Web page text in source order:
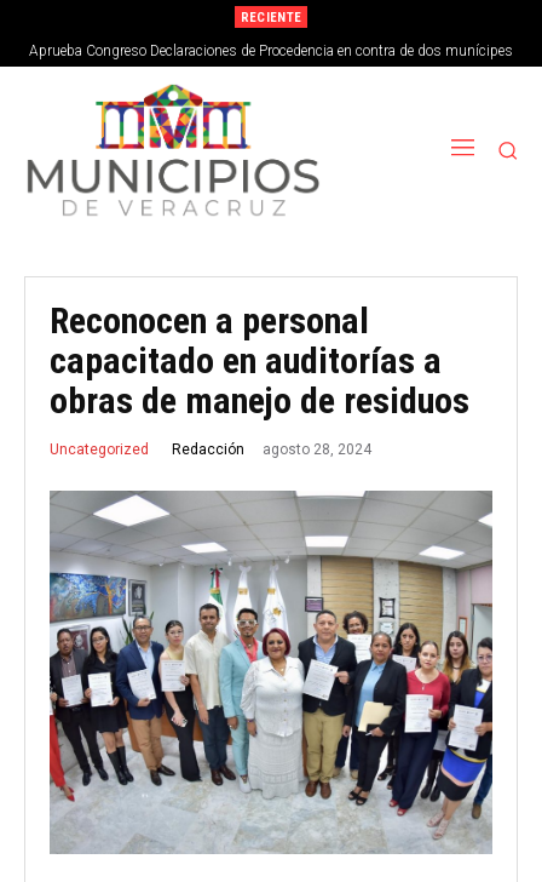
RECIENTE
Aprueba Congreso Declaraciones de Procedencia en contra de dos munícipes
Reconocen a personal
capacitado en auditorías a
obras de manejo de residuos
Uncategorized Redacción agosto 28, 2024